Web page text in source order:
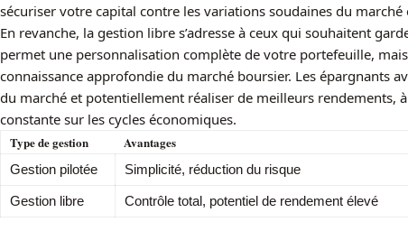
sécuriser votre capital contre les variations soudaines du marché
En revanche, la gestion libre s’adresse à ceux qui souhaitent
permet une personnalisation complète de votre portefeuille,
connaissance approfondie du marché boursier. Les épargnants
du marché et potentiellement réaliser de meilleurs rendements,
constante sur les cycles économiques.
Type de gestion Avantages
Gestion pilotée Simplicité, réduction du risque
Gestion libre Contrôle total, potentiel de rendement élevé